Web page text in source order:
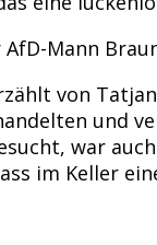
Mann
von
und
war
im Keller